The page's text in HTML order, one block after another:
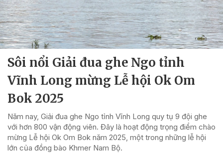
Sôi nổi Giải đua ghe Ngo tỉnh
Vĩnh Long mừng Lễ hội Ok Om
Bok 2025
Năm nay, Giải đua ghe Ngo tỉnh Vĩnh Long quy tụ 9 đội ghe
với hơn 800 vận động viên. Đây là hoạt động trọng điểm chào
mừng Lễ hội Ok Om Bok năm 2025, một trong những lễ hội
lớn của đồng bào Khmer Nam Bộ.